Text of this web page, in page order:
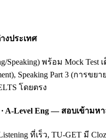
งประเทศ
Speaking) พร้อม Mock
Speaking Part 3 (การข
โดยตรง
· A-Level Eng — สอบเข้ามห
ที่เร็ว, TU-GET มี